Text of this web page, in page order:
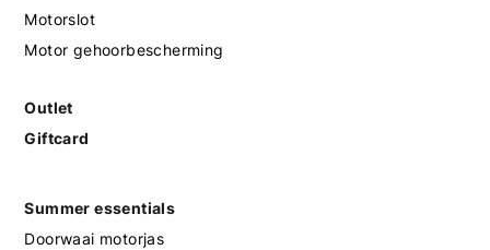
Motorslot
Motor gehoorbescherming
Outlet
Giftcard
Summer essentials
Doorwaai motorjas